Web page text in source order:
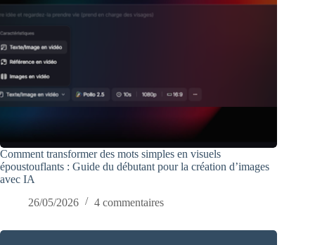
Comment transformer des mots simples en visuels
époustouflants : Guide du débutant pour la création d’images
avec IA
26/05/2026
4 commentaires